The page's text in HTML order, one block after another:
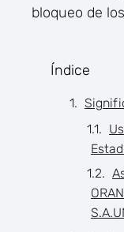
bloqueo de
Índice